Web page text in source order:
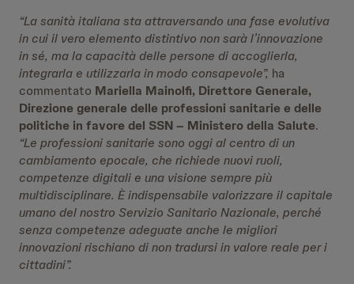
“La sanità italiana sta attraversando una fase evolutiva
in cui il vero elemento distintivo non sarà l’innovazione
in sé, ma la capacità delle persone di accoglierla,
integrarla e utilizzarla in modo consapevole”, ha
commentato Mariella Mainolfi, Direttore Generale,
Direzione generale delle professioni sanitarie e delle
politiche in favore del SSN – Ministero della Salute.
“Le professioni sanitarie sono oggi al centro di un
cambiamento epocale, che richiede nuovi ruoli,
competenze digitali e una visione sempre più
multidisciplinare. È indispensabile valorizzare il capitale
umano del nostro Servizio Sanitario Nazionale, perché
senza competenze adeguate anche le migliori
innovazioni rischiano di non tradursi in valore reale per i
cittadini”.